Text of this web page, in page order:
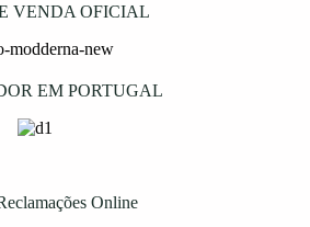
VENDA OFICIAL
EM PORTUGAL
Online